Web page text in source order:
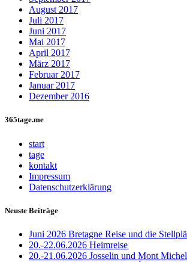
August 2017
Juli 2017
Juni 2017
Mai 2017
April 2017
März 2017
Februar 2017
Januar 2017
Dezember 2016
365tage.me
start
tage
kontakt
Impressum
Datenschutzerklärung
Neuste Beiträge
Juni 2026 Bretagne Reise und die
20.-22.06.2026 Heimreise
20.-21.06.2026 Josselin und Mont Michel